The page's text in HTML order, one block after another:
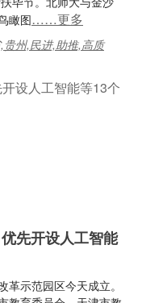
瞰图……更多
贵州,民进,助推,高质
先开设人工智能
示范园区今天成立。